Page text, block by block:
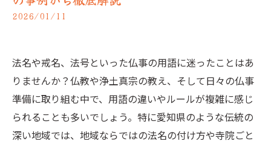
2026/01/11
法名や戒名、法号といった仏事の用語に迷ったことはあ
りませんか？仏教や浄土真宗の教え、そして日々の仏事
準備に取り組む中で、用語の違いやルールが複雑に感じ
られることも多いでしょう。特に愛知県のような伝統の
深い地域では、地域ならではの法名の付け方や寺院ごと